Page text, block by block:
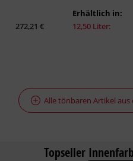
272,21 €
Erhältlich in:
12,50 Liter:
Alle tönbaren Artikel
Topseller